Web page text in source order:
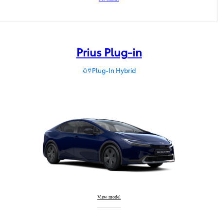
Prius Plug-in
Plug-In Hybrid
Prius Plug-in
View model